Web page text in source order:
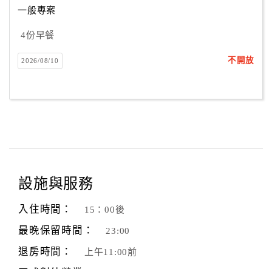
訂
房
Q&A
請
款
據
一般專案
4份早餐
2026/08/10 不開放
設施與服務
入住時間： 15：00後
最晚保留時間： 23:00
退房時間： 上午11:00前